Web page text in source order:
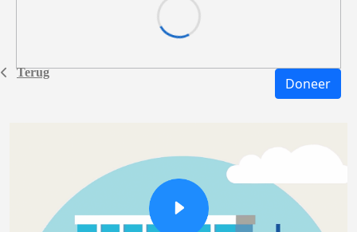
Terug
Doneer